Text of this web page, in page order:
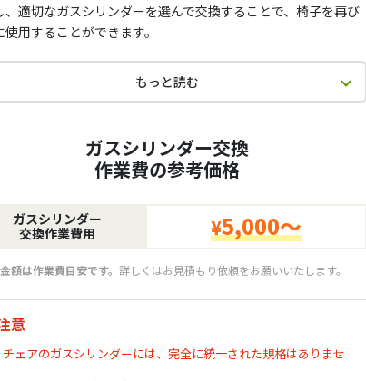
、適切なガスシリンダーを選んで交換することで、椅子を再び
使用することができます。
もっと読む
ガスシリンダー交換
作業費の参考価格
ガスシリンダー
交換作業費用
¥5,000～
額は作業費目安です。 詳しくはお見積もり依頼をお願いいたします。
意
ェアのガスシリンダーには、完全に統一された規格はありませ